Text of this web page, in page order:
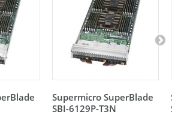
Supermicro SuperBlade
SBI-6129P-T3N